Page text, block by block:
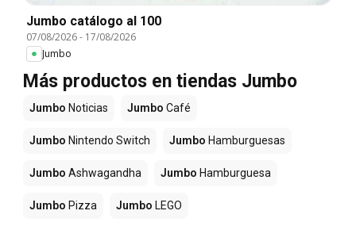
Jumbo catálogo al 100
07/08/2026- 17/08/2026
Jumbo
Más productos en tiendas Jumbo
Jumbo Noticias Jumbo Café
Jumbo Nintendo Switch Jumbo Hamburguesas
Jumbo Ashwagandha Jumbo Hamburguesa
Jumbo Pizza Jumbo LEGO